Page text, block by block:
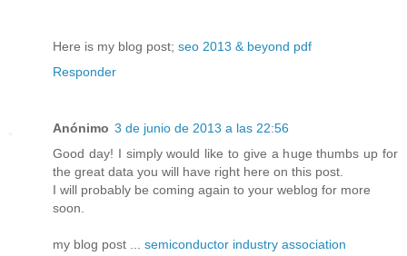
Here is my blog post; seo 2013 & beyond pdf
Responder
Anónimo 3 de junio de 2013 a las 22:56
Good day! I simply would like to give a huge thumbs up for
the great data you will have right here on this post.
I will probably be coming again to your weblog for more
soon.
my blog post ... semiconductor industry association